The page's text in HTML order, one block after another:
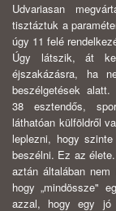
Udvariasan
tisztáztuk a
úgy 11 felé
Úgy látszik, át
éjszakázásra, ha
beszélgetések
38 esztendős,
láthatóan külföldről
leplezni, hogy
beszélni. Ez az
aztán általában
hogy „mindössze"
azzal, hogy egy jó